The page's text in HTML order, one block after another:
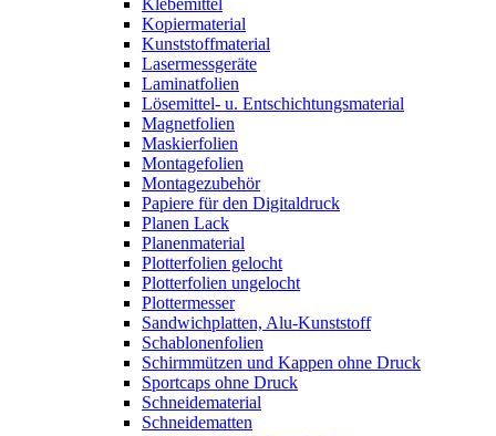
Klebemittel
Kopiermaterial
Kunststoffmaterial
Lasermessgeräte
Laminatfolien
Lösemittel- u. Entschichtungsmaterial
Magnetfolien
Maskierfolien
Montagefolien
Montagezubehör
Papiere für den Digitaldruck
Planen Lack
Planenmaterial
Plotterfolien gelocht
Plotterfolien ungelocht
Plottermesser
Sandwichplatten, Alu-Kunststoff
Schablonenfolien
Schirmmützen und Kappen ohne Druck
Sportcaps ohne Druck
Schneidematerial
Schneidematten